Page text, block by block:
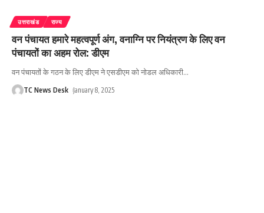
उत्तराखंड राज्य
वन पंचायत हमारे महत्वपूर्ण अंग, वनाग्नि पर नियंत्रण के लिए वन
पंचायतों का अहम रोल: डीएम
वन पंचायतों के गठन के लिए डीएम ने एसडीएम को नोडल अधिकारी…
TC News Desk January 8, 2025